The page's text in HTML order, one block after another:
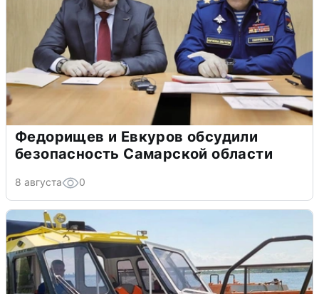
Федорищев и Евкуров обсудили
безопасность Самарской области
8 августа 0